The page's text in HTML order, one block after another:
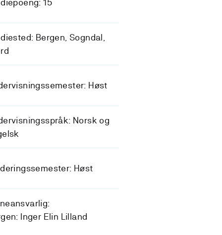
15
Bergen, Sogndal,
Høst
Norsk og
Høst
Inger Elin Lilland